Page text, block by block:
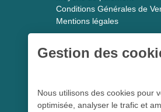
Conditions Générales de
Mentions légales
Distrimed.com 1989 -
Le spécialiste du matériel
Gestion des
Nous utilisons des cookies pour
optimisée, analyser le trafic et